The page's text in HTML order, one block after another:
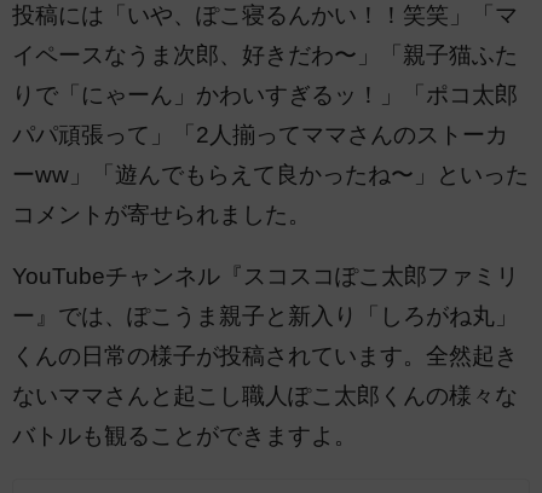
投稿には「いや、ぽこ寝るんかい！！笑笑」「マ
イペースなうま次郎、好きだわ〜」「親子猫ふた
りで「にゃーん」かわいすぎるッ！」「ポコ太郎
パパ頑張って」「2人揃ってママさんのストーカ
ーww」「遊んでもらえて良かったね〜」といった
コメントが寄せられました。
YouTubeチャンネル『スコスコぽこ太郎ファミリ
ー』では、ぽこうま親子と新入り「しろがね丸」
くんの日常の様子が投稿されています。全然起き
ないママさんと起こし職人ぽこ太郎くんの様々な
バトルも観ることができますよ。